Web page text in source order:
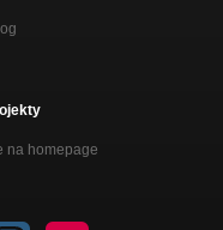
na homepage